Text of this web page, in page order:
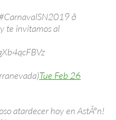
ð­
te invitamos al
Tue Feb 26
atardecer hoy en AstÃºn!